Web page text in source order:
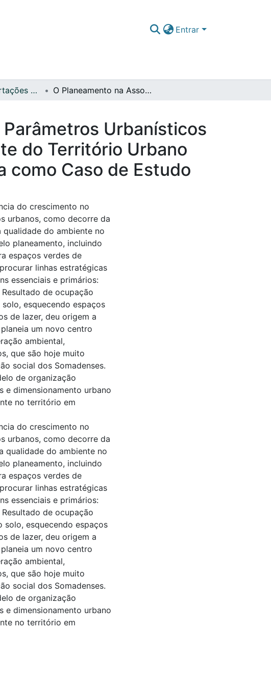
Entrar
__ECATI - Dissertações de Mestrado O Planeamento na Assomada : Proposta de Parâmetros Urbanísticos para a Construção da Qualidade no Ambiente do Território Urbano em Cabo Verde, Assomada – Santa Catarina como Caso de Estudo
Urbanísticos
do Território Urbano
como Caso de Estudo
do crescimento no
urbanos, como decorre da
qualidade do ambiente no
planeamento, incluindo
espaços verdes de
linhas estratégicas
essenciais e primários:
de ocupação
esquecendo espaços
de lazer, deu origem a
um novo centro
ambiental,
que são hoje muito
social dos Somadenses.
de organização
e dimensionamento urbano
no território em
do crescimento no
urbanos, como decorre da
qualidade do ambiente no
planeamento, incluindo
espaços verdes de
linhas estratégicas
essenciais e primários:
de ocupação
esquecendo espaços
de lazer, deu origem a
um novo centro
ambiental,
que são hoje muito
social dos Somadenses.
de organização
e dimensionamento urbano
no território em